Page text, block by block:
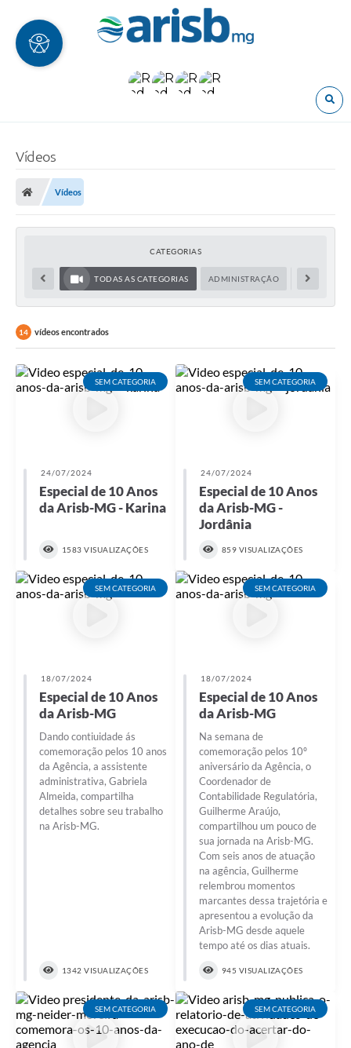
Vídeos
Vídeos
CATEGORIAS
TODAS AS CATEGORIAS ADMINISTRAÇÃO SEM
14 vídeos encontrados
SEM CATEGORIA
24/07/2024
Especial de 10 Anos
da Arisb-MG - Karina
1583 VISUALIZAÇÕES
SEM CATEGORIA
24/07/2024
Especial de 10 Anos
da Arisb-MG -
Jordânia
859 VISUALIZAÇÕES
SEM CATEGORIA
18/07/2024
Especial de 10 Anos
da Arisb-MG
Dando contiuidade ás
comemoração pelos 10 anos
da Agência, a assistente
administrativa, Gabriela
Almeida, compartilha
detalhes sobre seu trabalho
na Arisb-MG.
1342 VISUALIZAÇÕES
SEM CATEGORIA
18/07/2024
Especial de 10 Anos
da Arisb-MG
Na semana de
comemoração pelos 10º
aniversário da Agência, o
Coordenador de
Contabilidade Regulatória,
Guilherme Araújo,
compartilhou um pouco de
sua jornada na Arisb-MG.
Com seis anos de atuação
na agência, Guilherme
relembrou momentos
marcantes dessa trajetória e
apresentou a evolução da
Arisb-MG desde aquele
tempo até os dias atuais.
945 VISUALIZAÇÕES
SEM CATEGORIA SEM CATEGORIA